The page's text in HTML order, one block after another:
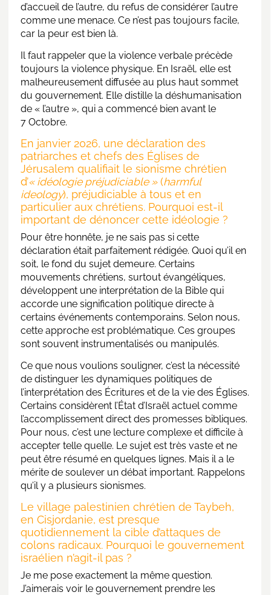
d’accueil de l’autre, du refus de considérer l’autre
comme une menace. Ce n’est pas toujours facile,
car la peur est bien là.
Il faut rappeler que la violence verbale précède
toujours la violence physique. En Israël, elle est
malheureusement diffusée au plus haut sommet
du gouvernement. Elle distille la déshumanisation
de « l’autre », qui a commencé bien avant le
7 Octobre.
En janvier 2026, une déclaration des
patriarches et chefs des Églises de
Jérusalem qualifiait le sionisme chrétien
d’« idéologie préjudiciable »(harmful
ideology), préjudiciable à tous et en
particulier aux chrétiens. Pourquoi est-il
important de dénoncer cette idéologie ?
Pour être honnête, je ne sais pas si cette
déclaration était parfaitement rédigée. Quoi qu’il en
soit, le fond du sujet demeure. Certains
mouvements chrétiens, surtout évangéliques,
développent une interprétation de la Bible qui
accorde une signification politique directe à
certains événements contemporains. Selon nous,
cette approche est problématique. Ces groupes
sont souvent instrumentalisés ou manipulés.
Ce que nous voulions souligner, c’est la nécessité
de distinguer les dynamiques politiques de
l’interprétation des Écritures et de la vie des Églises.
Certains considèrent l’État d’Israël actuel comme
l’accomplissement direct des promesses bibliques.
Pour nous, c’est une lecture complexe et difficile à
accepter telle quelle. Le sujet est très vaste et ne
peut être résumé en quelques lignes. Mais il a le
mérite de soulever un débat important. Rappelons
qu’il y a plusieurs sionismes.
Le village palestinien chrétien de Taybeh,
en Cisjordanie, est presque
quotidiennement la cible d’attaques de
colons radicaux. Pourquoi le gouvernement
israélien n’agit-il pas ?
Je me pose exactement la même question.
J’aimerais voir le gouvernement prendre les